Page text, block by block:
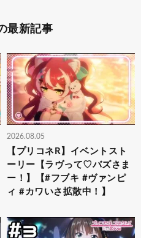
最新記事
2026.08.05
【プリコネR】イベントスト
ーリー【ラヴって♡バズさま
ー！】【#フブキ #ヴァンピ
ィ #カワいさ拡散中！】